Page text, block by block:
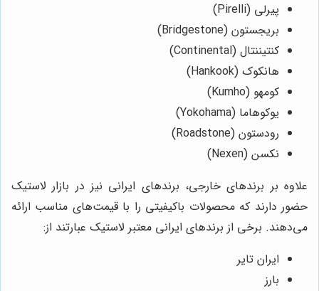
پیرلی (Pirelli)
بریجستون (Bridgestone)
کنتیننتال (Continental)
هانکوک (Hankook)
کومهو (Kumho)
یوکوهاما (Yokohama)
رودستون (Roadstone)
نکسن (Nexen)
علاوه بر برندهای خارجی، برندهای ایرانی نیز در بازار لاستیک
حضور دارند که محصولات باکیفیتی را با قیمت‌های مناسب ارائه
می‌دهند. برخی از برندهای ایرانی معتبر لاستیک عبارتند از:
ایران تایر
بارز